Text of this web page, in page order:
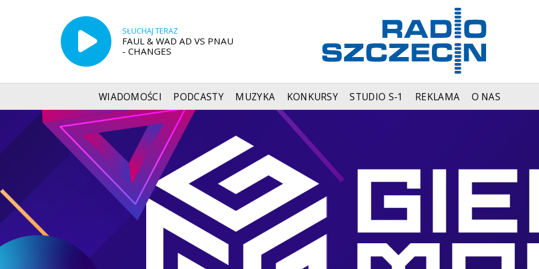
SŁUCHAJ TERAZ
FAUL & WAD AD VS PNAU
- CHANGES
WIADOMOŚCI PODCASTY MUZYKA KONKURSY STUDIO S-1 REKLAMA O NAS